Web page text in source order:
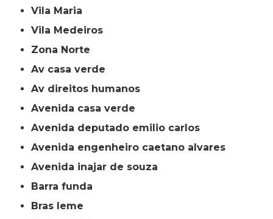
Vila Maria
Vila Medeiros
Zona Norte
av casa verde
av direitos humanos
avenida casa verde
avenida deputado emilio carlos
avenida engenheiro caetano alvares
avenida inajar de souza
barra funda
bras leme